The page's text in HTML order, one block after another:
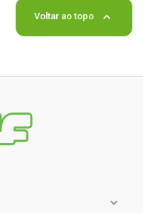
Voltar ao topo 
